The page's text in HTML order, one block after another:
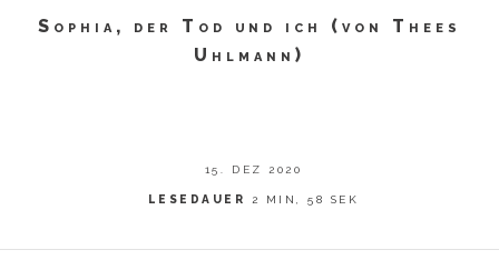
Sophia, der Tod und ich (von Thees
Uhlmann)
15. DEZ 2020
LESEDAUER 2 MIN, 58 SEK